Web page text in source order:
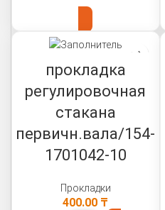
прокладка
регулировочная
стакана
первичн.вала/154-
1701042-10
Прокладки
400.00 ₸